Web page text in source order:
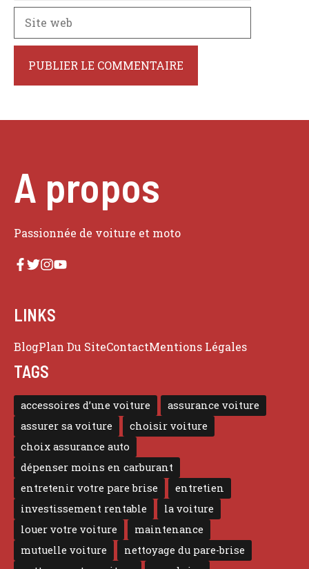
web
A propos
Passionnée de voiture et moto
LINKS
BlogPlan Du SiteContactMentions Légales
TAGS
accessoires d’une voiture
assurance voiture
assurer sa voiture
choisir voiture
choix assurance auto
dépenser moins en carburant
entretenir votre pare brise
entretien
investissement rentable
la voiture
louer votre voiture
maintenance
mutuelle voiture
nettoyage du pare-brise